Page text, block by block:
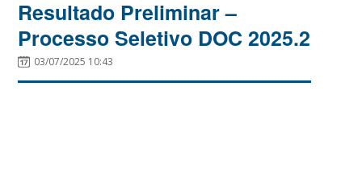
Resultado Preliminar –
Processo Seletivo DOC 2025.2
03/07/2025 10:43